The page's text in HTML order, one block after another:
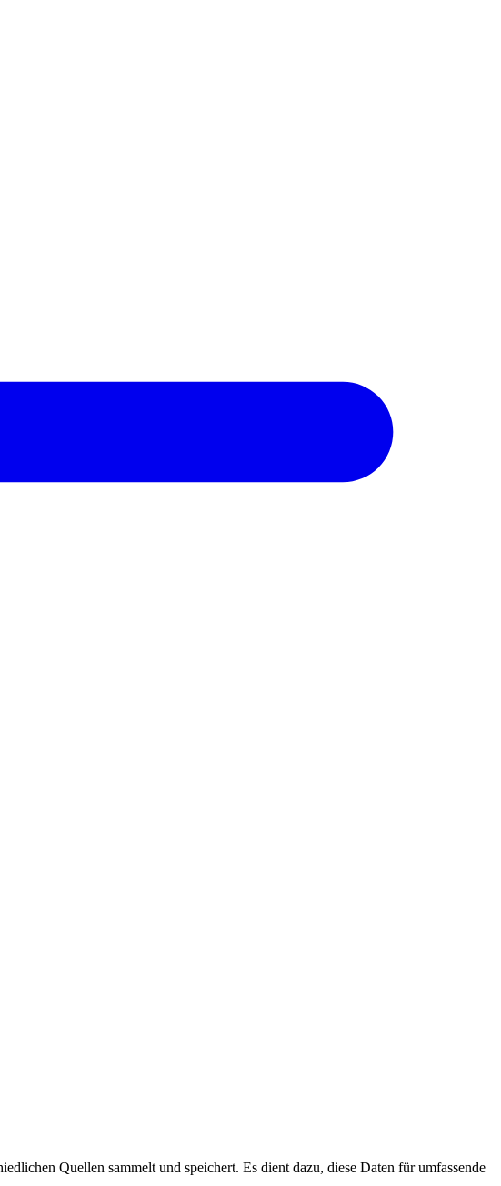
Quellen sammelt und speichert. Es dient dazu, diese Daten für umfassende